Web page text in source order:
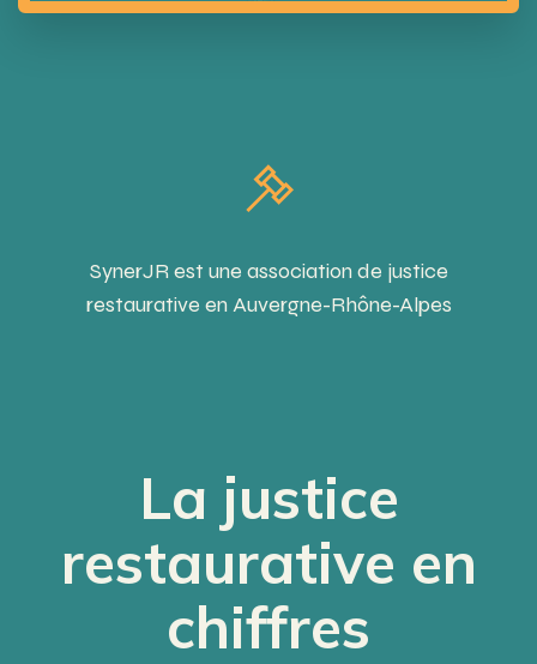
SynerJR est une association de justice
restaurative en Auvergne-Rhône-Alpes
La justice
restaurative en
chiffres